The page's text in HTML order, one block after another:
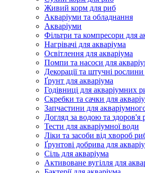
Живий корм для риб
Акваріуми та обладнання
Акваріуми
Фільтри та компресори для
Нагрівачі для акваріума
Освітлення для акваріума
Помпи та насоси для
Декорації та штучні рослини
Ґрунт для акваріума
Годівниці для акваріумних
Скребки та сачки для
Запчастини для
Догляд за водою та здоров'я
Тести для акваріумної води
Ліки та засоби від хвороб
Ґрунтові добрива для
Сіль для акваріума
Активоване вугілля для